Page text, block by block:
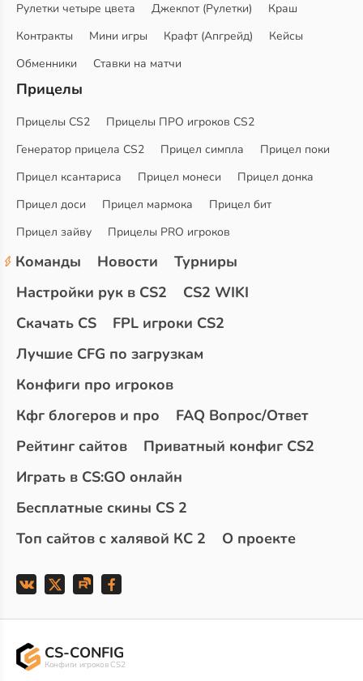
Рулетки четыре цвета
Джекпот (Рулетки)
Краш
Контракты
Мини игры Крафт (Апгрейд)
Кейсы
Обменники
Ставки на матчи
Прицелы
Прицелы CS2
Прицелы ПРО игроков CS2
Генератор прицела CS2
Прицел симпла
Прицел поки
Прицел ксантариса
Прицел монеси
Прицел донка
Прицел доси
Прицел мармока
Прицел бит
Прицел зайву
Прицелы PRO игроков
Команды Новости
Турниры
Настройки рук в CS2
CS2 WIKI
Скачать CS
FPL игроки CS2
Лучшие CFG по загрузкам
Конфиги про игроков
Кфг блогеров и про
FAQ Вопрос/Ответ
Рейтинг сайтов
Приватный конфиг CS2
Играть в CS:GO онлайн
Бесплатные скины CS 2
Топ сайтов с халявой КС 2
О проекте
CS-CONFIG
Конфиги игроков CS2